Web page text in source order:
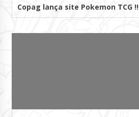
Copag lança site Pokemon TCG !!